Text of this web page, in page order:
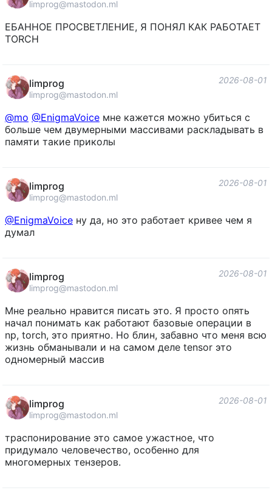
limprog@mastodon.ml
ЕБАННОЕ ПРОСВЕТЛЕНИЕ, Я ПОНЯЛ КАК РАБОТАЕТ
TORCH
limprog
limprog@mastodon.ml
2026-08-01
@mo @EnigmaVoice мне кажется можно убиться с
больше чем двумерными массивами раскладывать в
памяти такие приколы
limprog
limprog@mastodon.ml
2026-08-01
@EnigmaVoice ну да, но это работает кривее чем я
думал
limprog
limprog@mastodon.ml
2026-08-01
Мне реально нравится писать это. Я просто опять
начал понимать как работают базовые операции в
np, torch, это приятно. Но блин, забавно что меня всю
жизнь обманывали и на самом деле tensor это
одномерный массив
limprog
limprog@mastodon.ml
2026-08-01
траспонирование это самое ужастное, что
придумало человечество, особенно для
многомерных тензеров.